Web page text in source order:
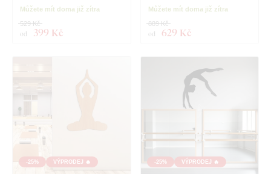
Můžete mít doma již zítra
od 399 Kč
529 Kč
Můžete mít doma již zítra
od 629 Kč
889 Kč
-25% VÝPRODEJ 🔥 -25% VÝPRODEJ 🔥